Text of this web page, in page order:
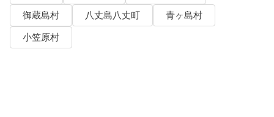
御蔵島村
八丈島八丈町
青ヶ島村
小笠原村